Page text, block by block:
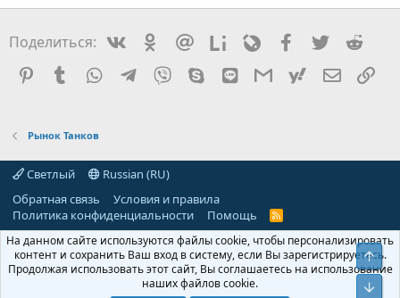
Поделиться: VkontakteOdnoklassniki
Mail.ruLiveinternetLivejournalFacebook
Twitter
Pinterest
Tumblr WhatsAppTelegram
Viber Skype LineGmailyahoomail
Рынок Танков
Светлый
Russian (RU)
Обратная связь
Условия и правила
Политика конфиденциальности
Помощь
R
S
На данном сайте используются файлы cookie, чтобы персонализировать
контент и сохранить Ваш вход в систему, если Вы зарегистрируетесь.
Продолжая использовать этот сайт, Вы соглашаетесь на использование
наших файлов cookie.